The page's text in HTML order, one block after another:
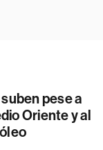
pese a
Oriente y al